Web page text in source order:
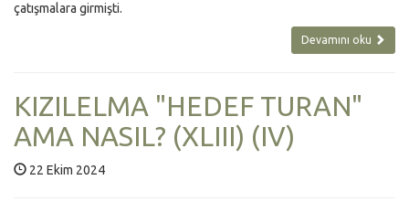
çatışmalara girmişti.
Devamını oku
KIZILELMA "HEDEF TURAN"
AMA NASIL? (XLIII) (IV)
22 Ekim 2024